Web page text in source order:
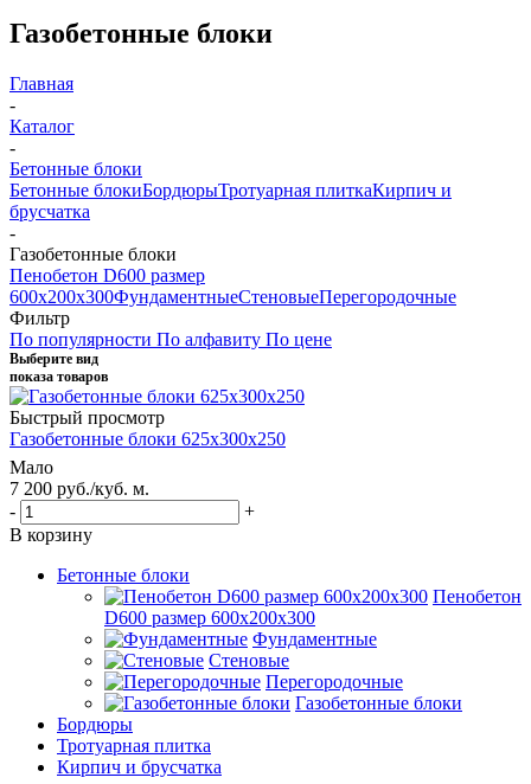
Газобетонные блоки
Главная
-
Каталог
-
Бетонные блоки
Бетонные блокиБордюрыТротуарная плиткаКирпич и
брусчатка
-
Газобетонные блоки
Пенобетон D600 размер
600х200х300ФундаментныеСтеновыеПерегородочные
Фильтр
По популярности По алфавиту По цене
Выберите вид
показа товаров
Быстрый просмотр
Газобетонные блоки 625х300х250
Мало
7 200 руб./куб. м.
-
+
В корзину
Бетонные блоки
Пенобетон
D600 размер 600х200х300
Фундаментные
Стеновые
Перегородочные
Газобетонные блоки
Бордюры
Тротуарная плитка
Кирпич и брусчатка